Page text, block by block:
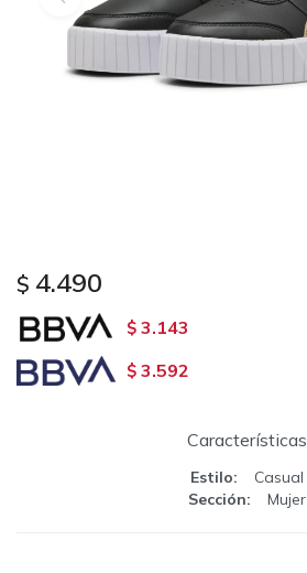
$ 4.490
$ 3.143
$ 3.592
Características
Estilo
Casual
Sección
Mujer